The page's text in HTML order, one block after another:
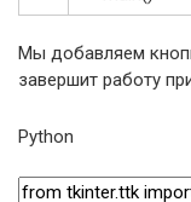
Мы добавляем
завершит работу
Python